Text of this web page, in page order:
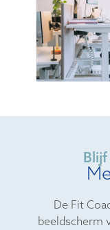
De Fit
beeldscherm